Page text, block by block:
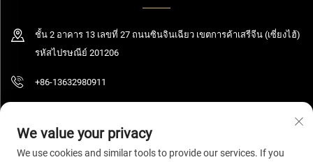
ชั้น 2 อาคาร 13 เลขที่ 27 ถนนซินจินเฉียว เขตการค้าเสรีจีน (เซี่ยงไฮ้)
รหัสไปรษณีย์ 201206
+86-13632980911
We value your privacy
We use cookies and similar tools to provide our services. If you